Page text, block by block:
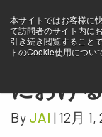
本サイトではお客様に
て訪問者のサイト内に
引き続き閲覧すること
トのCookie使用につい
ジェイ
ション
におけ
By JAI | 12月 1,